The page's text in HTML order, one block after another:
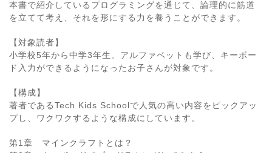
本書で紹介しているプログラミングを通じて、論理的に筋道
を立てて考え、それを形にする力を養うことができます。
【対象読者】
小学校5年から中学3年生。アルファベットも学び、キーボー
ド入力ができるようになったお子さんが対象です。
【構成】
著者であるTech Kids Schoolで人気の高い内容をピックアッ
プし、ワクワクするような構成にしています。
第1章 マインクラフトとは？